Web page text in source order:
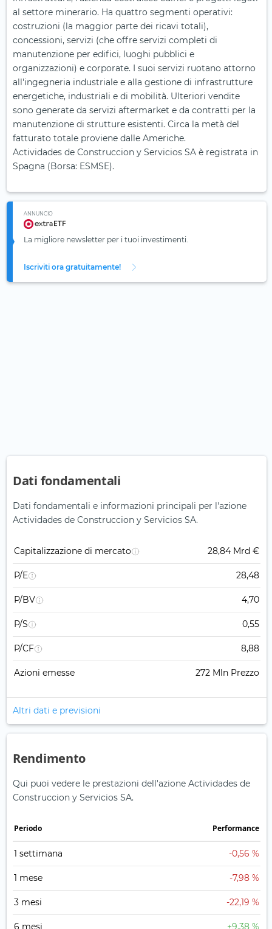
al settore minerario. Ha quattro segmenti operativi:
costruzioni (la maggior parte dei ricavi totali),
concessioni, servizi (che offre servizi completi di
manutenzione per edifici, luoghi pubblici e
organizzazioni) e corporate. I suoi servizi ruotano attorno
all'ingegneria industriale e alla gestione di infrastrutture
energetiche, industriali e di mobilità. Ulteriori vendite
sono generate da servizi aftermarket e da contratti per la
manutenzione di strutture esistenti. Circa la metà del
fatturato totale proviene dalle Americhe.
Actividades de Construccion y Servicios SA è registrata in
Spagna (Borsa: ESMSE).
ANNUNCIO
La migliore newsletter per i tuoi investimenti.
Iscriviti ora gratuitamente!
Dati fondamentali
Dati fondamentali e informazioni principali per l'azione
Actividades de Construccion y Servicios SA.
Capitalizzazione di mercato 28,84 Mrd €
P/E 28,48
P/BV 4,70
P/S 0,55
P/CF 8,88
Azioni emesse 272 Mln Prezzo
Altri dati e previsioni
Rendimento
Qui puoi vedere le prestazioni dell'azione Actividades de
Construccion y Servicios SA.
Periodo Performance
1 settimana -0,56 %
1 mese -7,98 %
3 mesi -22,19 %
6 mesi +9,38 %